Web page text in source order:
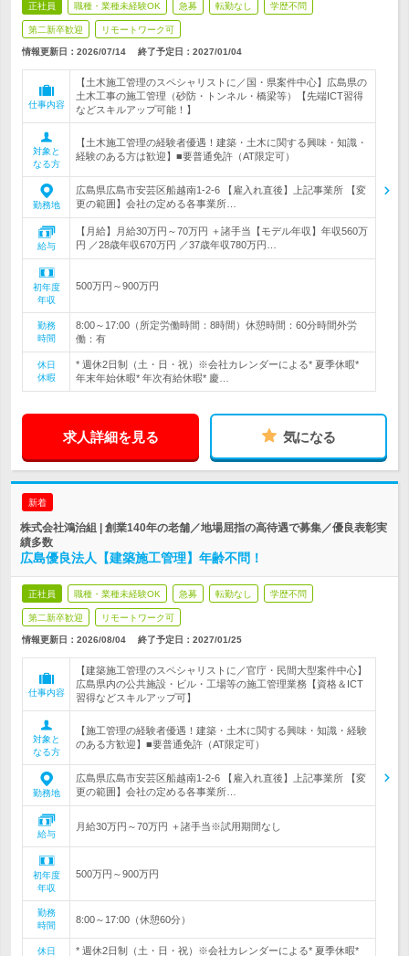
正社員 職種・業種未経験OK 急募 転勤なし 学歴不問
第二新卒歓迎 リモートワーク可
情報更新日：2026/07/14 終了予定日： 2027/01/04
仕事内容
【土木施工管理のスペシャリストに／国・県案件中心】広島県の
土木工事の施工管理（砂防・トンネル・橋梁等）【先端ICT習得
などスキルアップ可能！】
対象と
なる方
【土木施工管理の経験者優遇！建築・土木に関する興味・知識・
経験のある方は歓迎】■要普通免許（AT限定可）
勤務地
広島県広島市安芸区船越南1-2-6 【雇入れ直後】上記事業所 【変
更の範囲】会社の定める各事業所…
給与
【月給】月給30万円～70万円 ＋諸手当【モデル年収】年収560万
円 ／28歳年収670万円 ／37歳年収780万円…
初年度
年収
500万円～900万円
勤務
時間
8:00～17:00（所定労働時間：8時間）休憩時間：60分時間外労
働：有
休日
休暇
* 週休2日制（土・日・祝）※会社カレンダーによる* 夏季休暇*
年末年始休暇* 年次有給休暇* 慶…
求人詳細を見る 気になる
新着
株式会社鴻治組 | 創業140年の老舗／地場屈指の高待遇で募集／優良表彰実
績多数
広島優良法人【建築施工管理】年齢不問！
正社員 職種・業種未経験OK 急募 転勤なし 学歴不問
第二新卒歓迎 リモートワーク可
情報更新日：2026/08/04 終了予定日： 2027/01/25
仕事内容
【建築施工管理のスペシャリストに／官庁・民間大型案件中心】
広島県内の公共施設・ビル・工場等の施工管理業務【資格＆ICT
習得などスキルアップ可】
対象と
なる方
【施工管理の経験者優遇！建築・土木に関する興味・知識・経験
のある方歓迎】■要普通免許（AT限定可）
勤務地
広島県広島市安芸区船越南1-2-6 【雇入れ直後】上記事業所 【変
更の範囲】会社の定める各事業所…
給与
月給30万円～70万円 ＋諸手当※試用期間なし
初年度
年収
500万円～900万円
勤務
時間
8:00～17:00（休憩60分）
休日
* 週休2日制（土・日・祝）※会社カレンダーによる* 夏季休暇*